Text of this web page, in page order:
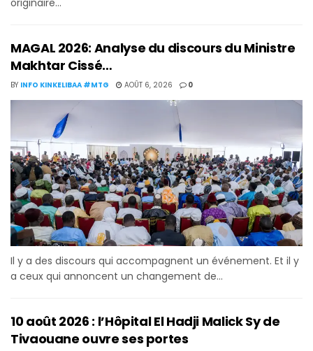
MAGAL 2026: Analyse du discours du Ministre
Makhtar Cissé…
BY INFO KINKELIBAA #MTG AOÛT 6, 2026 0
Il y a des discours qui accompagnent un événement. Et il y
a ceux qui annoncent un changement de...
10 août 2026 : l’Hôpital El Hadji Malick Sy de
Tivaouane ouvre ses portes